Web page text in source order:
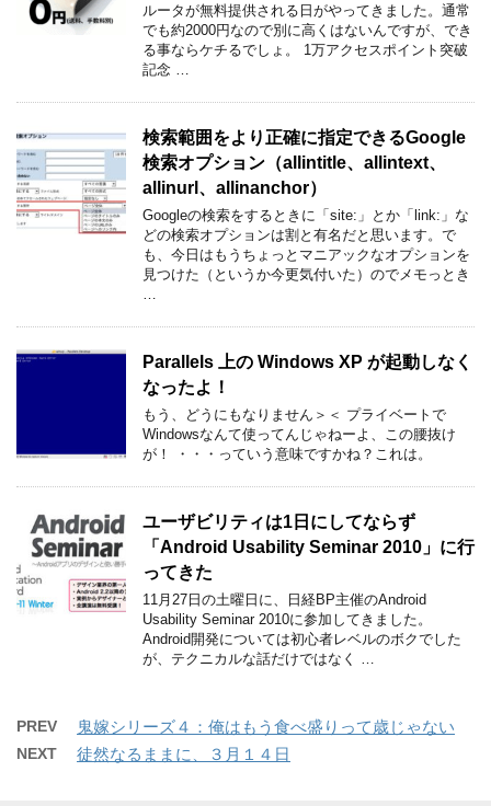
ルータが無料提供される日がやってきました。通常
でも約2000円なので別に高くはないんですが、でき
る事ならケチるでしょ。 1万アクセスポイント突破
記念 …
検索範囲をより正確に指定できるGoogle
検索オプション（allintitle、allintext、
allinurl、allinanchor）
Googleの検索をするときに「site:」とか「link:」な
どの検索オプションは割と有名だと思います。で
も、今日はもうちょっとマニアックなオプションを
見つけた（というか今更気付いた）のでメモっとき
…
Parallels 上の Windows XP が起動しなく
なったよ！
もう、どうにもなりません＞＜ プライベートで
Windowsなんて使ってんじゃねーよ、この腰抜け
が！ ・・・っていう意味ですかね？これは。
ユーザビリティは1日にしてならず
「Android Usability Seminar 2010」に行
ってきた
11月27日の土曜日に、日経BP主催のAndroid
Usability Seminar 2010に参加してきました。
Android開発については初心者レベルのボクでした
が、テクニカルな話だけではなく …
PREV 鬼嫁シリーズ４：俺はもう食べ盛りって歳じゃない
NEXT 徒然なるままに、３月１４日